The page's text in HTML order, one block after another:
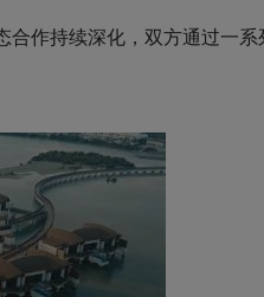
作持续深化，双方通过一系